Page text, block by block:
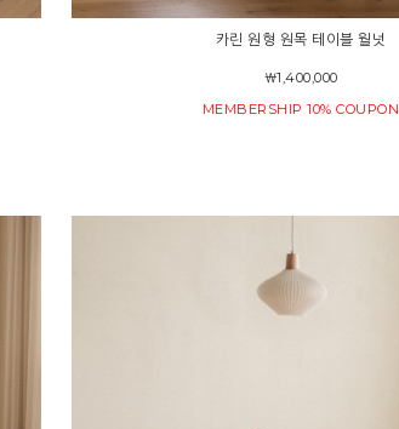
카린 원형 원목 테이블 월넛
￦1,400,000
MEMBERSHIP 10% COUPON